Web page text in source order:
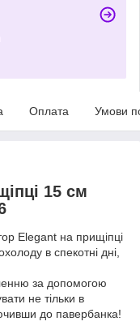
Оплата Умови
15 см
Elegant на прищіпці
в спекотні дні,
за допомогою
не тільки в
до павербанка!